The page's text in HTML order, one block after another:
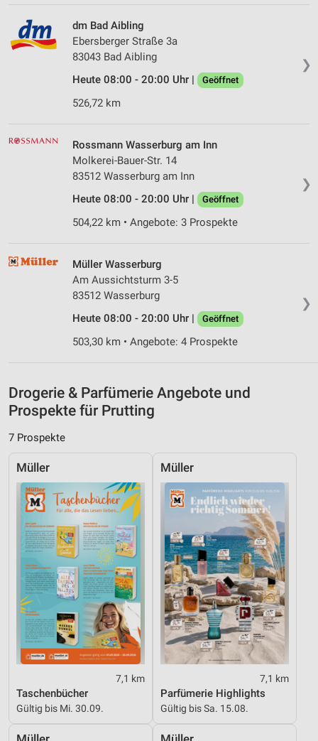
❯
dm Bad Aibling
Ebersberger Straße 3a
83043 Bad Aibling
Heute 08:00 - 20:00 Uhr |
Geöffnet
526,72 km
❯
Rossmann Wasserburg am Inn
Molkerei-Bauer-Str. 14
83512 Wasserburg am Inn
Heute 08:00 - 20:00 Uhr |
Geöffnet
504,22 km • Angebote: 3 Prospekte
❯
Müller Wasserburg
Am Aussichtsturm 3-5
83512 Wasserburg
Heute 08:00 - 20:00 Uhr |
Geöffnet
503,30 km • Angebote: 4 Prospekte
Drogerie & Parfümerie Angebote und
Prospekte für Prutting
7 Prospekte
Müller
7,1 km
Taschenbücher
Gültig bis Mi. 30.09.
Müller
7,1 km
Parfümerie Highlights
Gültig bis Sa. 15.08.
IAB-Verarbeitungszwecke:
Speichern von oder Zugriff auf Informationen
Verwendung reduzierter Daten zur Auswahl von
Werbeanzeigen
Erstellung von Profilen für personalisierte
Verwendung von Profilen zur Auswahl
Erstellung von Profilen zur Personalisierung
Verwendung von Profilen zur Auswahl
personalisierter Inhalte
Messung der Werbeleistung
Quellen
Entwicklung und Verbesserung der Angebote
Verwendung reduzierter Daten zur Auswahl von
Verwendung genauer Standortdaten
Geräte anhand von aktiv angeforderten
Informationen identifizieren
Nicht-IAB-Verarbeitungszwecke:
Notwendig
Performance
Funktional